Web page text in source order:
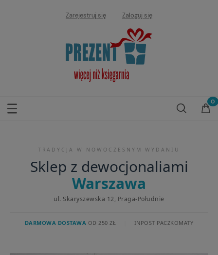
Zarejestruj się Zaloguj się
TRADYCJA W NOWOCZESNYM WYDANIU
Sklep z dewocjonaliami
Warszawa
ul. Skaryszewska 12, Praga-Południe
DARMOWA DOSTAWA OD 250 ZŁ INPOST PACZKOMATY